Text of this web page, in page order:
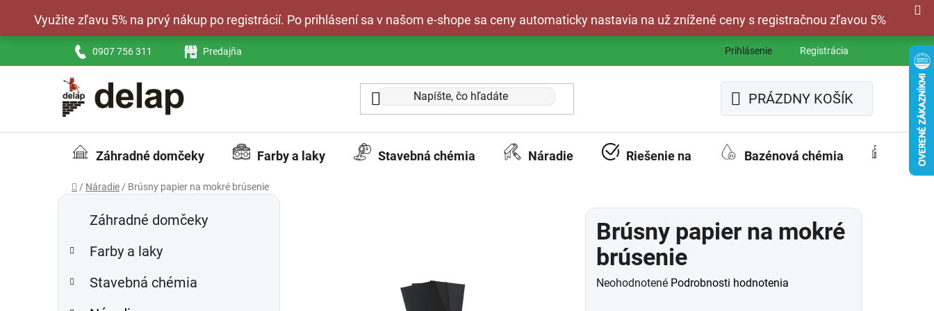
obsah
Využite zľavu 5% na prvý nákup po registrácií. Po prihlásení sa v našom e-shope sa ceny automaticky nastavia na už znížené ceny s registračnou zľavou 5%
0907 756 311 Predajňa Prihlásenie Registrácia
NÁKUPNÝ
KOŠÍK
PRÁZDNY KOŠÍK
Záhradné domčeky Farby a laky Stavebná chémia Náradie Riešenie na Bazénová chémia
Domov
/ Náradie/ Brúsny papier na mokré brúsenie
B
Preskočiť
kategórie
K
Záhradné domčeky
Farby a laky
Stavebná chémia
Brúsny papier na mokré
brúsenie
Priemerné
Neohodnotené Podrobnosti hodnotenia